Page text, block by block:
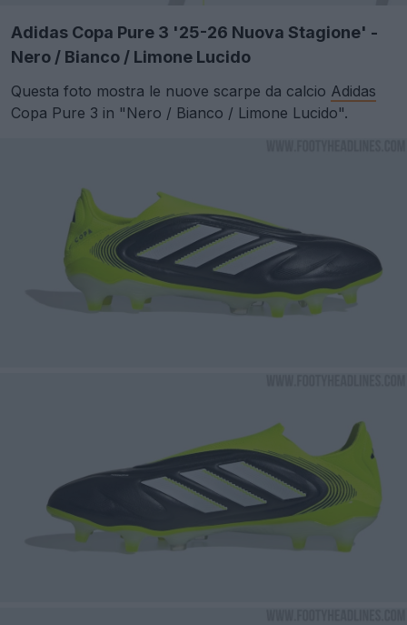
Adidas Copa Pure 3 '25-26 Nuova Stagione' -
Nero / Bianco / Limone Lucido
Questa foto mostra le nuove scarpe da calcio Adidas
Copa Pure 3 in "Nero / Bianco / Limone Lucido".